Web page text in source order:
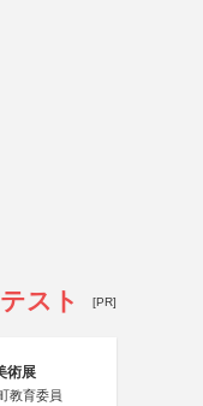
スト [PR]
術展
教育委員